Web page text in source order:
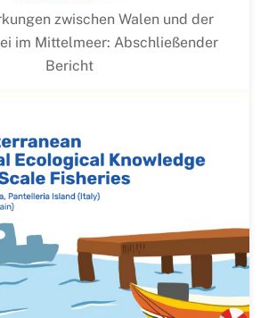
zwischen Walen und der
im Mittelmeer: Abschließender
Bericht